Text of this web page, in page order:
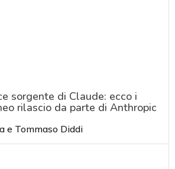
sorgente di Claude: ecco i
rilascio da parte di Anthropic
e Tommaso Diddi